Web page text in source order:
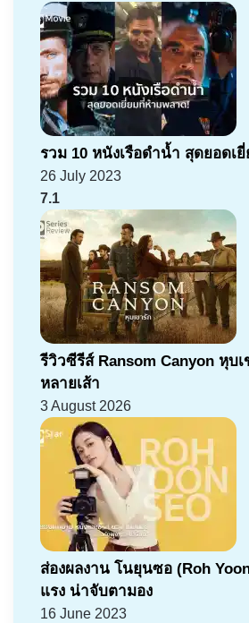
รวม 10 หนังเรือดำน้ำ สุดยอดเ
26 July 2023
7.1
รีวิวซีรีส์ Ransom Canyon หุบ
หลายเส้า
3 August 2026
ส่องผลงาน โนยุนซอ (Roh
แรง น่าจับตามอง
16 June 2023